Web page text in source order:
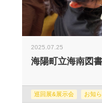
2025.07.25
海陽町立海南図
巡回展&展示会 お知